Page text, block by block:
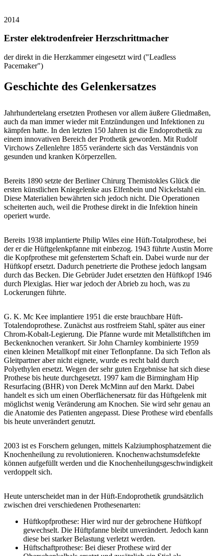
2014
Erster elektrodenfreier Herzschrittmacher
der direkt in die Herzkammer eingesetzt wird ("Leadless
Pacemaker")
Geschichte des Gelenkersatzes
Jahrhundertelang ersetzten Prothesen vor allem äußere Gliedmaßen,
auch da man immer wieder mit Entzündungen und Infektionen zu
kämpfen hatte. In den letzten 150 Jahren ist die Endoprothetik zu
einem innovativen Bereich der Prothetik geworden. Mit Rudolf
Virchows Zellenlehre 1855 veränderte sich das Verständnis von
gesunden und kranken Körperzellen.
Bereits 1890 setzte der Berliner Chirurg Themistokles Glück die
ersten künstlichen Kniegelenke aus Elfenbein und Nickelstahl ein.
Diese Materialien bewährten sich jedoch nicht. Die Operationen
scheiterten auch, weil die Prothese direkt in die Infektion hinein
operiert wurde.
Bereits 1938 implantierte Philip Wiles eine Hüft-Totalprothese, bei
der er die Hüftgelenkpfanne mit einbezog. 1943 führte Austin Morre
die Kopfprothese mit gefenstertem Schaft ein. Dabei wurde nur der
Hüftkopf ersetzt. Dadurch penetrierte die Prothese jedoch langsam
durch das Becken. Die Gebrüder Judet ersetzten den Hüftkopf 1946
durch Plexiglas. Hier war jedoch der Abrieb zu hoch, was zu
Lockerungen führte.
G. K. Mc Kee implantiere 1951 die erste brauchbare Hüft-
Totalendoprothese. Zunächst aus rostfreiem Stahl, später aus einer
Chrom-Kobalt-Legierung. Die Pfanne wurde mit Metallstiftchen im
Beckenknochen verankert. Sir John Charnley kombinierte 1959
einen kleinen Metallkopf mit einer Teflonpfanne. Da sich Teflon als
Gleitpartner aber nicht eignete, wurde es recht bald durch
Polyethylen ersetzt. Wegen der sehr guten Ergebnisse hat sich diese
Prothese bis heute durchgesetzt. 1997 kam die Birmingham Hip
Resurfacing (BHR) von Derek McMinn auf den Markt. Dabei
handelt es sich um einen Oberflächenersatz für das Hüftgelenk mit
möglichst wenig Veränderung am Knochen. Sie wird sehr genau an
die Anatomie des Patienten angepasst. Diese Prothese wird ebenfalls
bis heute unverändert genutzt.
2003 ist es Forschern gelungen, mittels Kalziumphosphatzement die
Knochenheilung zu revolutionieren. Knochenwachstumsdefekte
können aufgefüllt werden und die Knochenheilungsgeschwindigkeit
verdoppelt sich.
Heute unterscheidet man in der Hüft-Endoprothetik grundsätzlich
zwischen drei verschiedenen Prothesenarten:
Hüftkopfprothese: Hier wird nur der gebrochene Hüftkopf
gewechselt. Die Hüftpfanne bleibt unverändert. Jedoch kann
diese bei starker Belastung verletzt werden.
Hüftschaftprothese: Bei dieser Prothese wird der